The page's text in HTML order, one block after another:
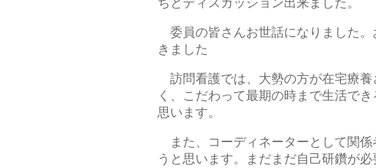
ちとディスカッション出来ました。
委員の皆さんお世話になりました
きました
訪問看護では、大勢の方が在宅療養
く、こだわって最期の時まで生活で
思います。
また、コーディネーターとして関係
うと思います。まだまだ自己研鑽が